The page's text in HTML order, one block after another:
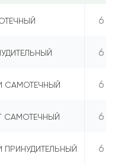
6
6
САМОТЕЧНЫЙ 6
САМОТЕЧНЫЙ 6
6